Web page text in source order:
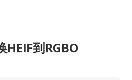
HEIF到RGBO